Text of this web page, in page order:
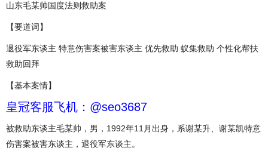
山东毛某帅国度法则救助案
【要道词】
退役军东谈主 特意伤害案被害东谈主 优先救助 蚁集救助 个性化帮扶
救助回拜
【基本案情】
皇冠客服飞机：@seo3687
被救助东谈主毛某帅，男，1992年11月出身，系谢某升、谢某凯特意
伤害案被害东谈主，退役军东谈主。